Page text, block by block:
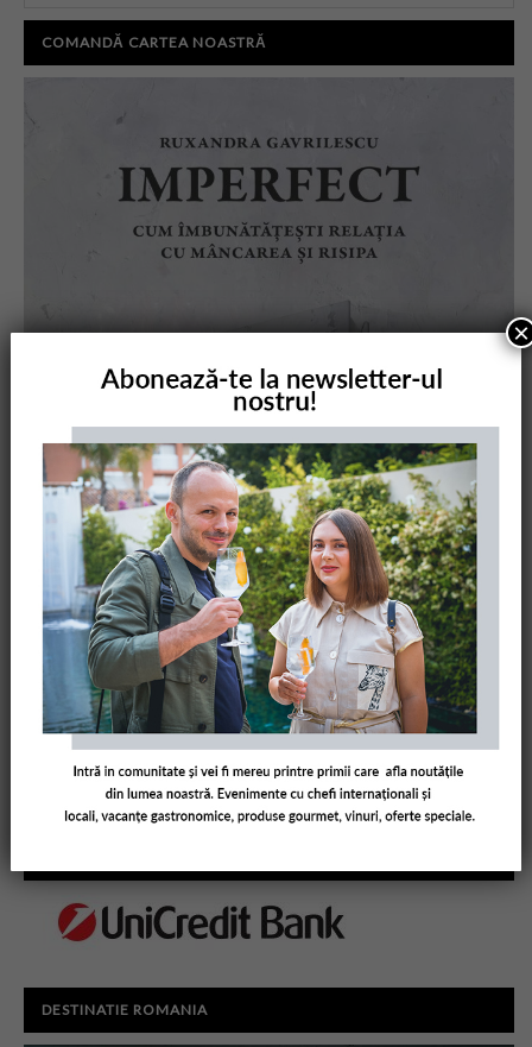
COMANDĂ CARTEA NOASTRĂ
DESTINATIE ROMANIA
×